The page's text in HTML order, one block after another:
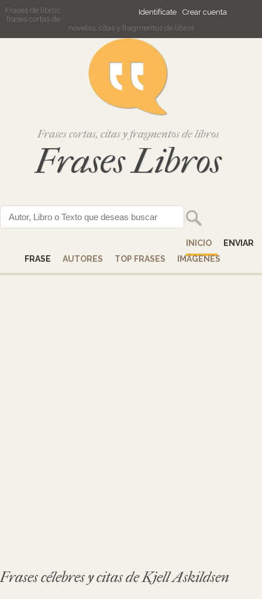
Identifícate Crear cuenta
Frases de libros,
frases cortas de
novelas, citas y fragmentos de libros
Frases cortas, citas y fragmentos de libros
Frases Libros
INICIO
ENVIAR
FRASE
AUTORES TOP FRASES IMÁGENES
Frases célebres y citas de Kjell Askildsen